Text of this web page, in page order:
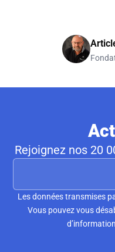
Rejoignez nos 20
Les données transmises
Vous pouvez vous